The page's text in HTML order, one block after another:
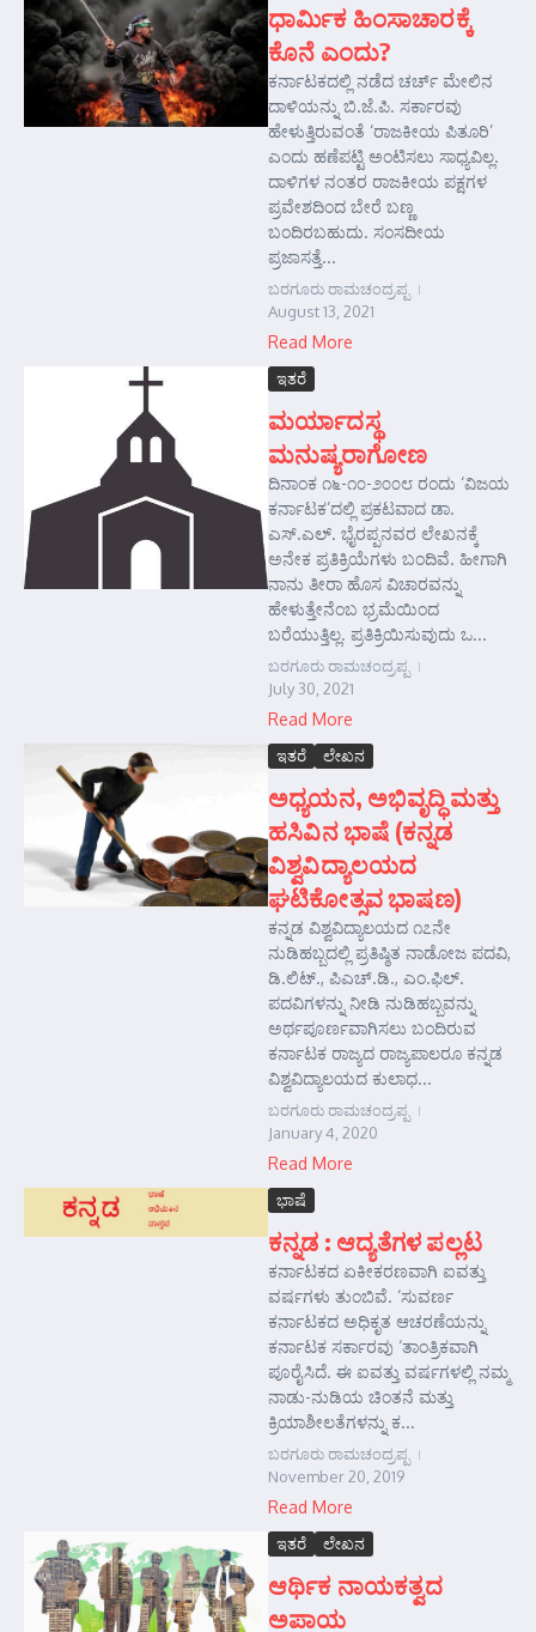
ಧಾರ್ಮಿಕ ಹಿಂಸಾಚಾರಕ್ಕೆ
ಕೊನೆ ಎಂದು?
ಕರ್ನಾಟಕದಲ್ಲಿ ನಡೆದ ಚರ್ಚ್ ಮೇಲಿನ
ದಾಳಿಯನ್ನು ಬಿ.ಜೆ.ಪಿ. ಸರ್ಕಾರವು
ಹೇಳುತ್ತಿರುವಂತೆ ‘ರಾಜಕೀಯ ಪಿತೂರಿ’
ಎಂದು ಹಣೆಪಟ್ಟಿ ಅಂಟಿಸಲು ಸಾಧ್ಯವಿಲ್ಲ.
ದಾಳಿಗಳ ನಂತರ ರಾಜಕೀಯ ಪಕ್ಷಗಳ
ಪ್ರವೇಶದಿಂದ ಬೇರೆ ಬಣ್ಣ
ಬಂದಿರಬಹುದು. ಸಂಸದೀಯ
ಪ್ರಜಾಸತ್ತೆ...
ಬರಗೂರು ರಾಮಚಂದ್ರಪ್ಪ
August 13, 2021
Read More
ಇತರೆ
ಮರ್ಯಾದಸ್ಥ
ಮನುಷ್ಯರಾಗೋಣ
ದಿನಾಂಕ ೧೬-೧೦-೨೦೦೮ ರಂದು ‘ವಿಜಯ
ಕರ್ನಾಟಕ’ದಲ್ಲಿ ಪ್ರಕಟವಾದ ಡಾ.
ಎಸ್.ಎಲ್. ಭೈರಪ್ಪನವರ ಲೇಖನಕ್ಕೆ
ಅನೇಕ ಪ್ರತಿಕ್ರಿಯೆಗಳು ಬಂದಿವೆ. ಹೀಗಾಗಿ
ನಾನು ತೀರಾ ಹೊಸ ವಿಚಾರವನ್ನು
ಹೇಳುತ್ತೇನೆಂಬ ಭ್ರಮೆಯಿಂದ
ಬರೆಯುತ್ತಿಲ್ಲ. ಪ್ರತಿಕ್ರಿಯಿಸುವುದು ಒ...
ಬರಗೂರು ರಾಮಚಂದ್ರಪ್ಪ
July 30, 2021
Read More
ಇತರೆ ಲೇಖನ
ಅಧ್ಯಯನ, ಅಭಿವೃದ್ಧಿ ಮತ್ತು
ಹಸಿವಿನ ಭಾಷೆ (ಕನ್ನಡ
ವಿಶ್ವವಿದ್ಯಾಲಯದ
ಘಟಿಕೋತ್ಸವ ಭಾಷಣ)
ಕನ್ನಡ ವಿಶ್ವವಿದ್ಯಾಲಯದ ೧೭ನೇ
ನುಡಿಹಬ್ಬದಲ್ಲಿ ಪ್ರತಿಷ್ಠಿತ ನಾಡೋಜ ಪದವಿ,
ಡಿ.ಲಿಟ್., ಪಿಎಚ್.ಡಿ., ಎಂ.ಫಿಲ್.
ಪದವಿಗಳನ್ನು ನೀಡಿ ನುಡಿಹಬ್ಬವನ್ನು
ಅರ್ಥಪೂರ್ಣವಾಗಿಸಲು ಬಂದಿರುವ
ಕರ್ನಾಟಕ ರಾಜ್ಯದ ರಾಜ್ಯಪಾಲರೂ ಕನ್ನಡ
ವಿಶ್ವವಿದ್ಯಾಲಯದ ಕುಲಾಧ...
ಬರಗೂರು ರಾಮಚಂದ್ರಪ್ಪ
January 4, 2020
Read More
ಭಾಷೆ
ಕನ್ನಡ : ಆದ್ಯತೆಗಳ ಪಲ್ಲಟ
ಕರ್ನಾಟಕದ ಏಕೀಕರಣವಾಗಿ ಐವತ್ತು
ವರ್ಷಗಳು ತುಂಬಿವೆ. ‘ಸುವರ್ಣ
ಕರ್ನಾಟಕದ ಅಧಿಕೃತ ಆಚರಣೆಯನ್ನು
ಕರ್ನಾಟಕ ಸರ್ಕಾರವು ‘ತಾಂತ್ರಿಕವಾಗಿ
ಪೂರೈಸಿದೆ. ಈ ಐವತ್ತು ವರ್ಷಗಳಲ್ಲಿ ನಮ್ಮ
ನಾಡು-ನುಡಿಯ ಚಿಂತನೆ ಮತ್ತು
ಕ್ರಿಯಾಶೀಲತೆಗಳನ್ನು ಕ...
ಬರಗೂರು ರಾಮಚಂದ್ರಪ್ಪ
November 20, 2019
Read More
ಇತರೆ ಲೇಖನ
ಆರ್ಥಿಕ ನಾಯಕತ್ವದ
ಅಪಾಯ